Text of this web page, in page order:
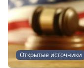
Открытые источники